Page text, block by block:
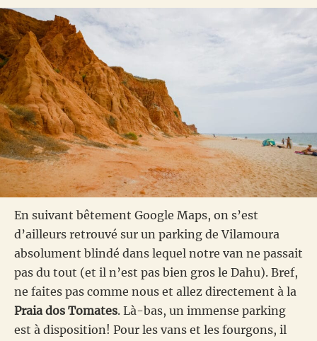
En suivant bêtement Google Maps, on s’est
d’ailleurs retrouvé sur un parking de Vilamoura
absolument blindé dans lequel notre van ne passait
pas du tout (et il n’est pas bien gros le Dahu). Bref,
ne faites pas comme nous et allez directement à la
Praia dos Tomates. Là-bas, un immense parking
est à disposition! Pour les vans et les fourgons, il